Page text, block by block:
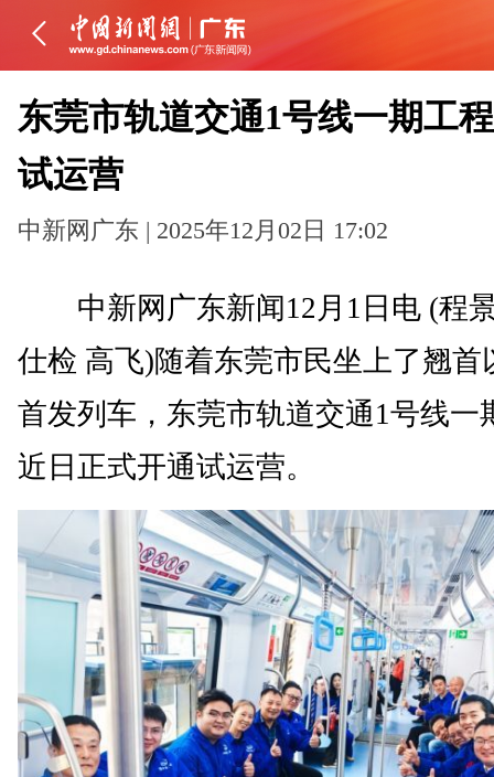
东莞市轨道交通1号线一期工
试运营
中新网广东 | 2025年12月02日 17:02
中新网广东新闻12月1日电 (程
仕检 高飞)随着东莞市民坐上了翘首
首发列车，东莞市轨道交通1号线一
近日正式开通试运营。